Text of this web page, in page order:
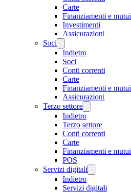
Carte
Finanziamenti e mutui
Investimenti
Assicurazioni
Soci
Indietro
Soci
Conti correnti
Carte
Finanziamenti e mutui
Assicurazioni
Terzo settore
Indietro
Terzo settore
Conti correnti
Carte
Finanziamenti e mutui
POS
Servizi digitali
Indietro
Servizi digitali